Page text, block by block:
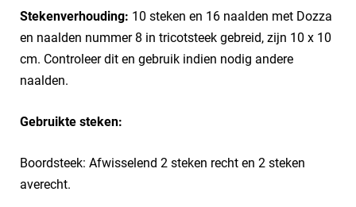
Stekenverhouding: 10 steken en 16 naalden met Dozza
en naalden nummer 8 in tricotsteek gebreid, zijn 10 x 10
cm. Controleer dit en gebruik indien nodig andere
naalden.
Gebruikte steken:
Boordsteek: Afwisselend 2 steken recht en 2 steken
averecht.